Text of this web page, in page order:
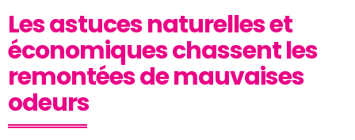
Les astuces naturelles et
économiques chassent les
remontées de mauvaises
odeurs